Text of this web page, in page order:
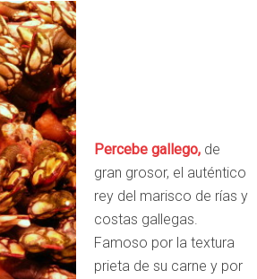
Percebe gallego, de
gran grosor, el auténtico
rey del marisco de rías y
costas gallegas.
Famoso por la textura
prieta de su carne y por